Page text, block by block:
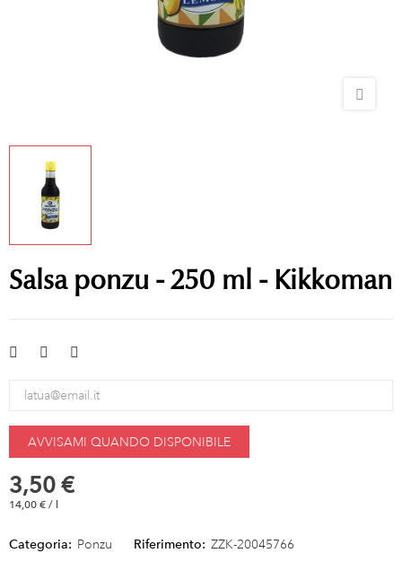
Salsa ponzu - 250 ml - Kikkoman
AVVISAMI QUANDO DISPONIBILE
3,50 €
14,00 € / l
Categoria: Ponzu Riferimento: ZZK-20045766